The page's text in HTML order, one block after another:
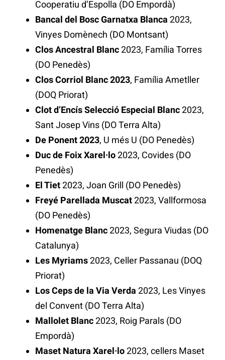
Cooperatiu d’Espolla (DO Empordà)
Bancal del Bosc Garnatxa Blanca 2023,
Vinyes Domènech (DO Montsant)
Clos Ancestral Blanc2023, Família Torres
(DO Penedès)
Clos Corriol Blanc 2023, Família Ametller
(DOQ Priorat)
Clot d’Encís Selecció Especial Blanc2023,
Sant Josep Vins (DO Terra Alta)
De Ponent 2023, U més U (DO Penedès)
Duc de Foix Xarel·lo2023, Covides (DO
Penedès)
El Tiet2023, Joan Grill (DO Penedès)
Freyé Parellada Muscat2023, Vallformosa
(DO Penedès)
Homenatge Blanc2023, Segura Viudas (DO
Catalunya)
Les Myriams2023, Celler Passanau (DOQ
Priorat)
Los Ceps de la Via Verda 2023, Les Vinyes
del Convent (DO Terra Alta)
Mallolet Blanc2023, Roig Parals (DO
Empordà)
Maset Natura Xarel·lo2023, cellers Maset